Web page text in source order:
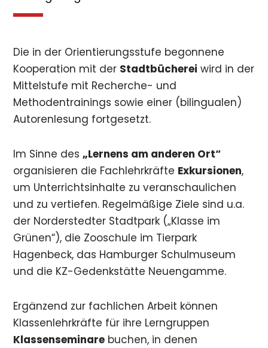
Die in der Orientierungsstufe begonnene
Kooperation mit der Stadtbücherei wird in der
Mittelstufe mit Recherche- und
Methodentrainings sowie einer (bilingualen)
Autorenlesung fortgesetzt.
Im Sinne des„Lernens am anderen Ort“
organisieren die Fachlehrkräfte Exkursionen,
um Unterrichtsinhalte zu veranschaulichen
und zu vertiefen. Regelmäßige Ziele sind u.a.
der Norderstedter Stadtpark („Klasse im
Grünen“), die Zooschule im Tierpark
Hagenbeck, das Hamburger Schulmuseum
und die KZ-Gedenkstätte Neuengamme.
Ergänzend zur fachlichen Arbeit können
Klassenlehrkräfte für ihre Lerngruppen
Klassenseminare buchen, in denen